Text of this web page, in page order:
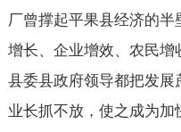
厂曾撑起平果县经济的
增长、企业增效、农民
县委县政府领导都把发
业长抓不放，使之成为